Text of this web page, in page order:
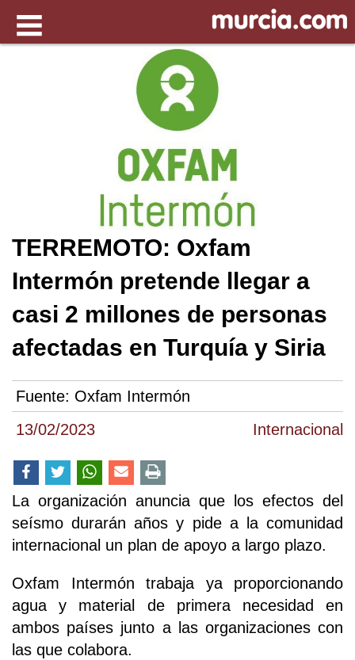
13/02/2023 Internacional
TERREMOTO: Oxfam
Intermón pretende llegar a
casi 2 millones de personas
afectadas en Turquía y Siria
Fuente: Oxfam Intermón
La organización anuncia que los efectos del
seísmo durarán años y pide a la comunidad
internacional un plan de apoyo a largo plazo.
Oxfam Intermón trabaja ya proporcionando
agua y material de primera necesidad en
ambos países junto a las organizaciones con
las que colabora.